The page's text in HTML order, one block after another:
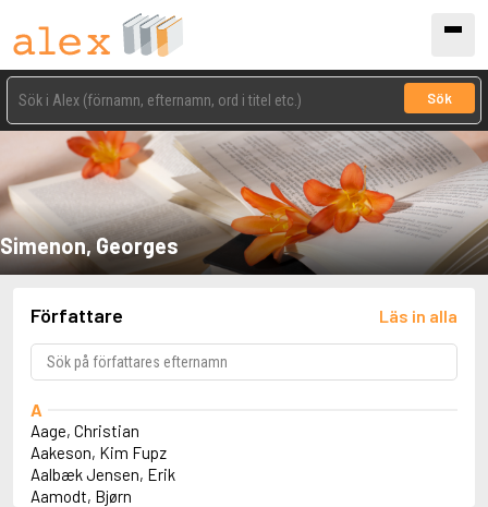
Sök
Simenon, Georges
Författare Läs in alla
A
Aage, Christian
Aakeson, Kim Fupz
Aalbæk Jensen, Erik
Aamodt, Bjørn